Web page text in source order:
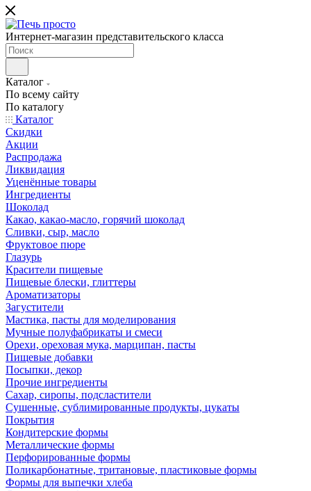
Интернет-магазин представительского класса
Каталог
По всему сайту
По каталогу
Каталог
Скидки
Акции
Распродажа
Ликвидация
Уценённые товары
Ингредиенты
Шоколад
Какао, какао-масло, горячий шоколад
Сливки, сыр, масло
Фруктовое пюре
Глазурь
Красители пищевые
Пищевые блески, глиттеры
Ароматизаторы
Загустители
Мастика, пасты для моделирования
Мучные полуфабрикаты и смеси
Орехи, ореховая мука, марципан, пасты
Пищевые добавки
Посыпки, декор
Прочие ингредиенты
Сахар, сиропы, подсластители
Сушенные, сублимированные продукты, цукаты
Покрытия
Кондитерские формы
Металлические формы
Перфорированные формы
Поликарбонатные, тритановые, пластиковые формы
Формы для выпечки хлеба